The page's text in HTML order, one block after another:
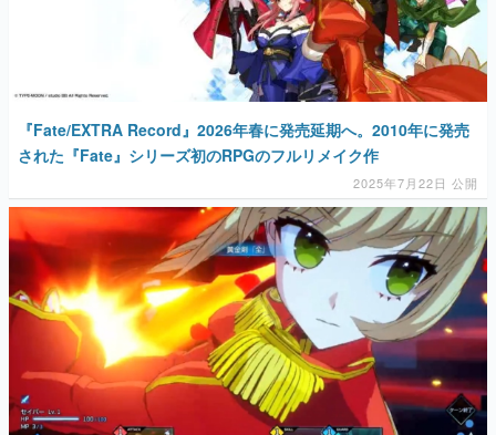
『Fate/EXTRA Record』2026年春に発売延期へ。2010年に発売
された『Fate』シリーズ初のRPGのフルリメイク作
2025年7月22日 公開